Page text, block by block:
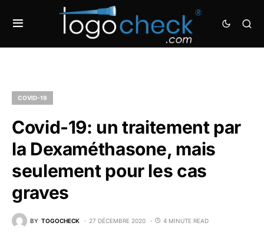
COVID-19
Covid-19: un traitement par
la Dexaméthasone, mais
seulement pour les cas
graves
BY TOGOCHECK 27 DÉCEMBRE 2020 4 MINUTE READ